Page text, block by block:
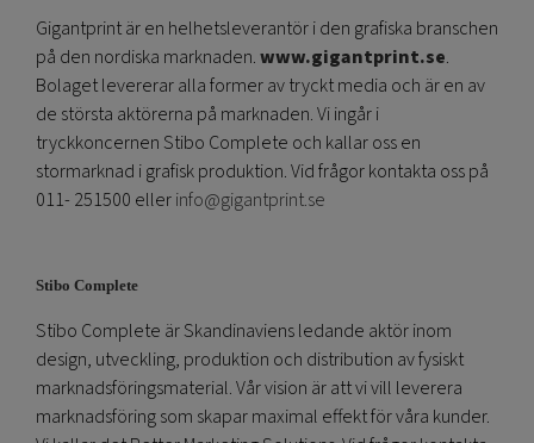
Gigantprint är en helhetsleverantör i den grafiska branschen
på den nordiska marknaden.www.gigantprint.se.
Bolaget levererar alla former av tryckt media och är en av
de största aktörerna på marknaden. Vi ingår i
tryckkoncernen Stibo Complete och kallar oss en
stormarknad i grafisk produktion. Vid frågor kontakta oss på
011- 251500 ellerinfo@gigantprint.se
Stibo Complete
Stibo Complete är Skandinaviens ledande aktör inom
design, utveckling, produktion och distribution av fysiskt
marknadsföringsmaterial. Vår vision är att vi vill leverera
marknadsföring som skapar maximal effekt för våra kunder.